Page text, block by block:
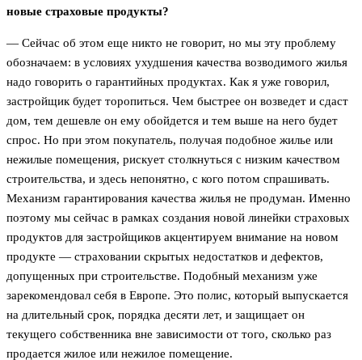
новые страховые продукты?
— Сейчас об этом еще никто не говорит, но мы эту проблему
обозначаем: в условиях ухудшения качества возводимого жилья
надо говорить о гарантийных продуктах. Как я уже говорил,
застройщик будет торопиться. Чем быстрее он возведет и сдаст
дом, тем дешевле он ему обойдется и тем выше на него будет
спрос. Но при этом покупатель, получая подобное жилье или
нежилые помещения, рискует столкнуться с низким качеством
строительства, и здесь непонятно, с кого потом спрашивать.
Механизм гарантирования качества жилья не продуман. Именно
поэтому мы сейчас в рамках создания новой линейки страховых
продуктов для застройщиков акцентируем внимание на новом
продукте — страховании скрытых недостатков и дефектов,
допущенных при строительстве. Подобный механизм уже
зарекомендовал себя в Европе. Это полис, который выпускается
на длительный срок, порядка десяти лет, и защищает он
текущего собственника вне зависимости от того, сколько раз
продается жилое или нежилое помещение.